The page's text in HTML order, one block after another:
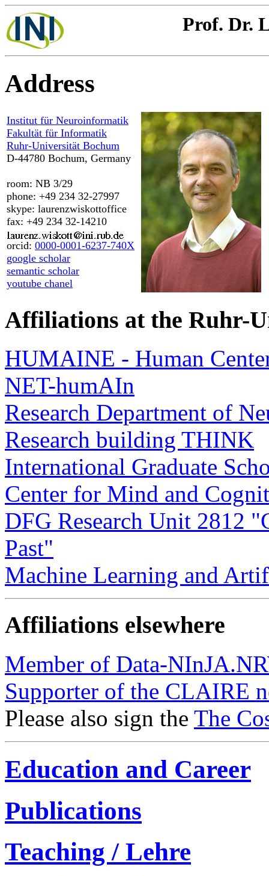
Prof. Dr.
Address
Institut für Neuroinformatik
Fakultät für Informatik
Ruhr-Universität Bochum
D-44780 Bochum, Germany
room: NB 3/29
phone: +49 234 32-27997
skype: laurenzwiskottoffice
fax: +49 234 32-14210
orcid: 0000-0001-6237-740X
google scholar
semantic scholar
youtube chanel
Affiliations at the Ruhr-
HUMAINE - Human
NET-humAIn
Research Department of
Research building THINK
International Graduate
Center for Mind and
DFG Research Unit 2812
Past"
Machine Learning and
Affiliations elsewhere
Member of Data-
Supporter of the CLAIRE
Please also sign the The
Education and Career
Publications
Teaching / Lehre